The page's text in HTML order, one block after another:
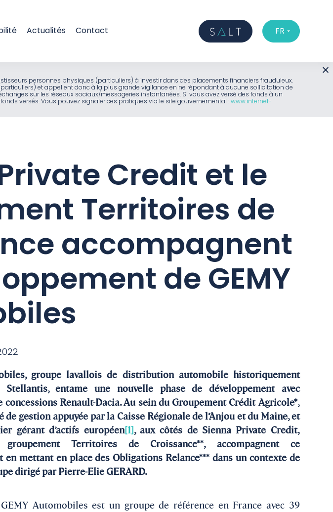
Actualités Contact FR
personnes physiques (particuliers) à investir dans des placements financiers frauduleux.
et appellent donc à la plus grande vigilance en ne répondant à aucune sollicitation de
sur les réseaux sociaux/messageries instantanées. Si vous avez versé des fonds à un
versés. Vous pouvez signaler ces pratiques via le site gouvernemental :www.internet-
Credit et le
Territoires de
accompagnent
de GEMY
groupe lavallois de distribution automobile historiquement
entame une nouvelle phase de développement avec
concessions Renault-Dacia. Au sein du Groupement Crédit Agricole*,
de gestion appuyée par la Caisse Régionale de l’Anjou et du Maine, et
gérant d’actifs européen[1], aux côtés de Sienna Private Credit,
Territoires de Croissance**, accompagnent ce
en mettant en place des Obligations Relance*** dans un contexte de
dirigé par Pierre-Elie GERARD.
GEMY Automobiles est un groupe de référence en France avec 39